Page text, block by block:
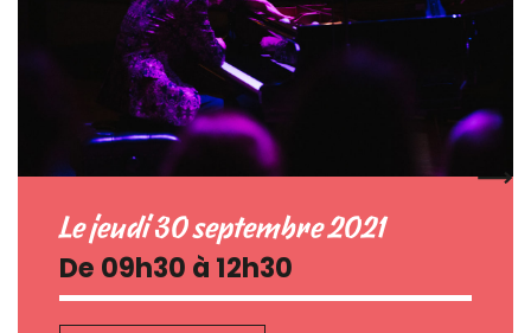
Le jeudi 30 septembre 2021
De 09h30 à 12h30